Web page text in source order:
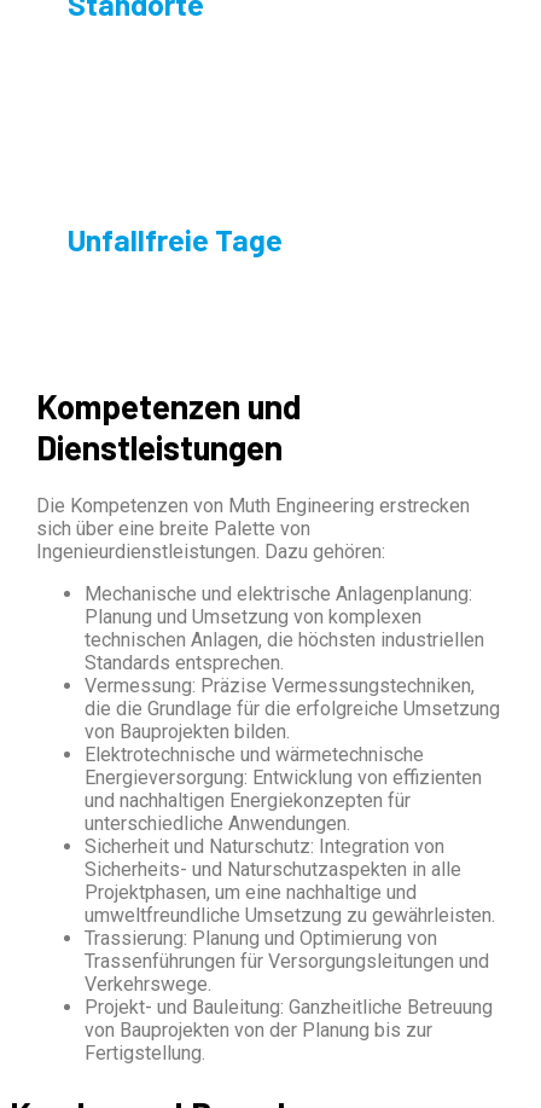
Unfallfreie Tage
Kompetenzen und
Dienstleistungen
Die Kompetenzen von Muth Engineering erstrecken
sich über eine breite Palette von
Ingenieurdienstleistungen. Dazu gehören:
Mechanische und elektrische Anlagenplanung:
Planung und Umsetzung von komplexen
technischen Anlagen, die höchsten industriellen
Standards entsprechen.
Vermessung: Präzise Vermessungstechniken,
die die Grundlage für die erfolgreiche Umsetzung
von Bauprojekten bilden.
Elektrotechnische und wärmetechnische
Energieversorgung: Entwicklung von effizienten
und nachhaltigen Energiekonzepten für
unterschiedliche Anwendungen.
Sicherheit und Naturschutz: Integration von
Sicherheits- und Naturschutzaspekten in alle
Projektphasen, um eine nachhaltige und
umweltfreundliche Umsetzung zu gewährleisten.
Trassierung: Planung und Optimierung von
Trassenführungen für Versorgungsleitungen und
Verkehrswege.
Projekt- und Bauleitung: Ganzheitliche Betreuung
von Bauprojekten von der Planung bis zur
Fertigstellung.